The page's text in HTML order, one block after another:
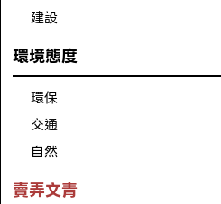
建設
環境態度
環保
交通
自然
賣弄文青